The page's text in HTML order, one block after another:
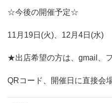
☆今後の開催予定☆
11月19日(火)、12月4日(水)
★出店希望の方は、gmail、
QRコード、開催日に直接会